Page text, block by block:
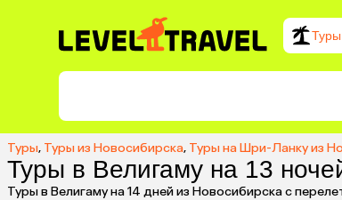
Туры
Туры, Туры из Новосибирска, Туры на Шри-Ланку из
Туры в Велигаму на 13
Туры в Велигаму на 14 дней из Новосибирска с